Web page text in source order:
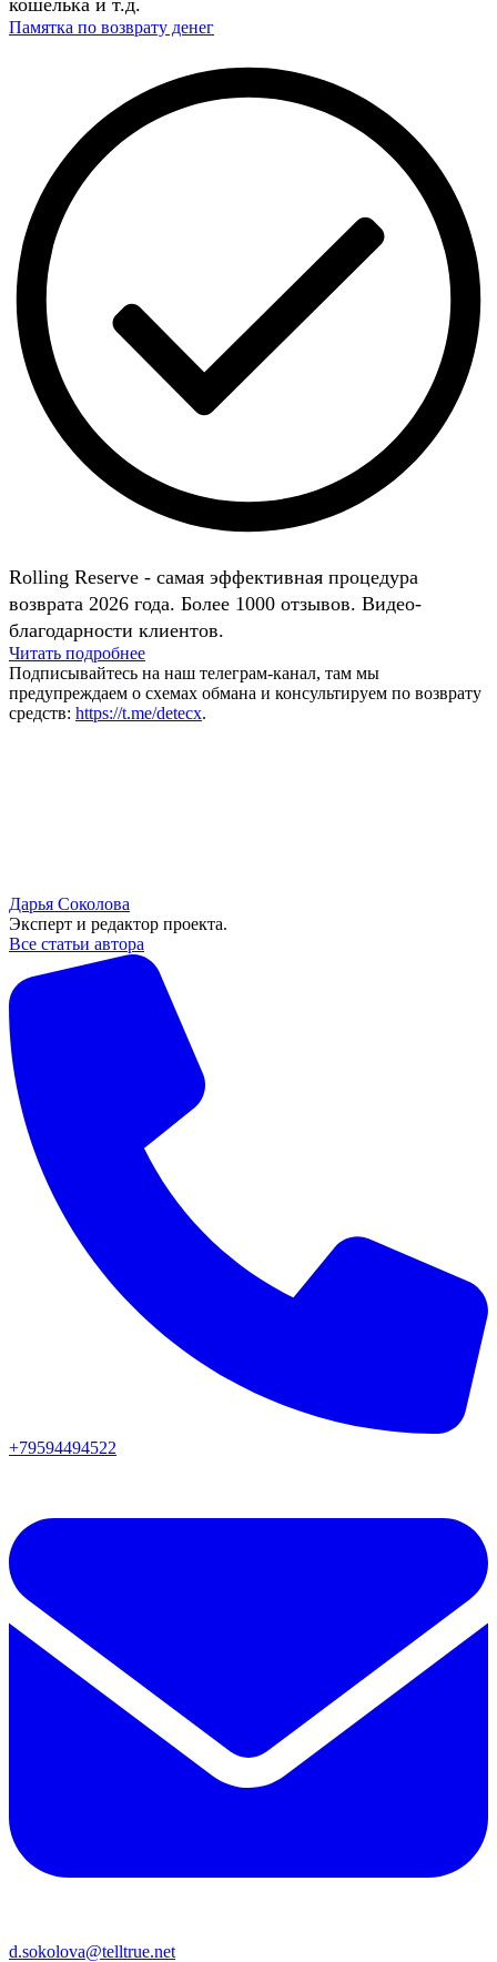
кошелька и т.д.
Памятка по возврату денег
Rolling Reserve - самая эффективная процедура
возврата 2026 года. Более 1000 отзывов. Видео-
благодарности клиентов.
Читать подробнее
Подписывайтесь на наш телеграм-канал, там мы
предупреждаем о схемах обмана и консультируем по возврату
средств: https://t.me/detecx.
Дарья Соколова
Эксперт и редактор проекта.
Все статьи автора
+79594494522
d.sokolova@telltrue.net